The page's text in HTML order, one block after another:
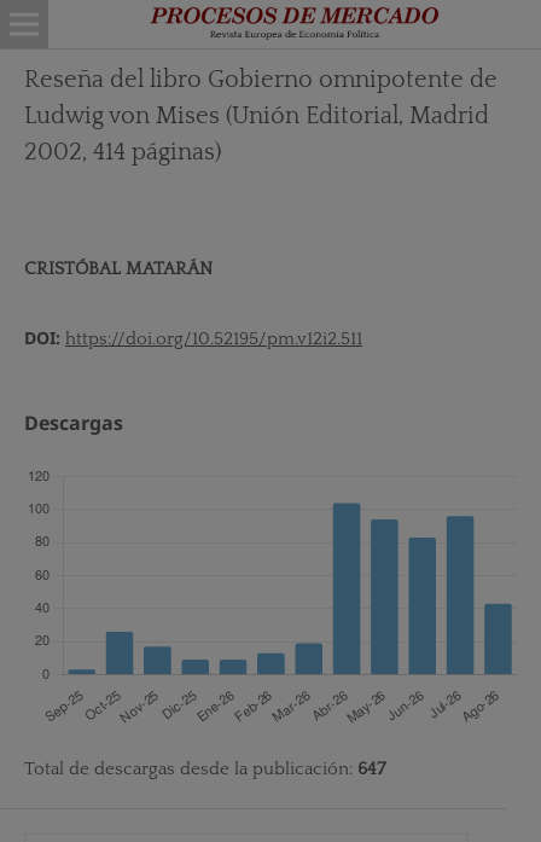
Reseña del libro Gobierno omnipotente de
Ludwig von Mises (Unión Editorial, Madrid
2002, 414 páginas)
CRISTÓBAL MATARÁN
DOI: https://doi.org/10.52195/pm.v12i2.511
Descargas
Total de descargas desde la publicación: 647